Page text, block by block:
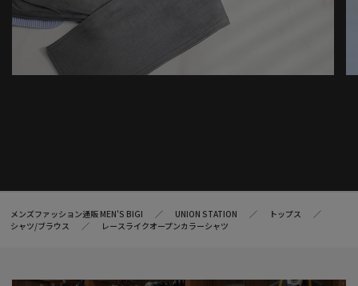
メンズファッション通販 MEN'S BIGI UNION STATION
トップス
シャツ/ブラウス
レースライクオープンカラーシャツ